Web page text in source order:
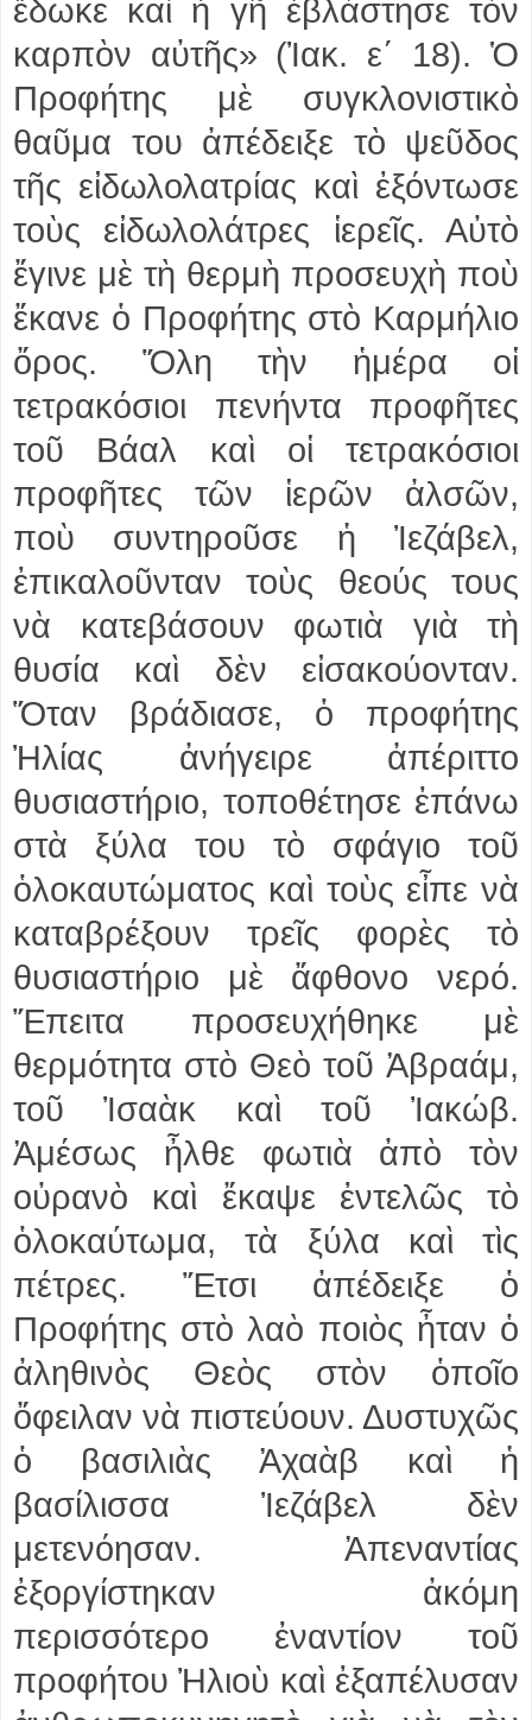
ἔδωκε καὶ ἡ γῆ ἐβλάστησε τὸν
καρπὸν αὐτῆς» (Ἰακ. ε΄ 18). Ὁ
Προφήτης μὲ συγκλονιστικὸ
θαῦμα του ἀπέδειξε τὸ ψεῦδος
τῆς εἰδωλολατρίας καὶ ἐξόντωσε
τοὺς εἰδωλολάτρες ἱερεῖς. Αὐτὸ
ἔγινε μὲ τὴ θερμὴ προσευχὴ ποὺ
ἔκανε ὁ Προφήτης στὸ Καρμήλιο
ὄρος. Ὅλη τὴν ἡμέρα οἱ
τετρακόσιοι πενήντα προφῆτες
τοῦ Βάαλ καὶ οἱ τετρακόσιοι
προφῆτες τῶν ἱερῶν ἀλσῶν,
ποὺ συντηροῦσε ἡ Ἰεζάβελ,
ἐπικαλοῦνταν τοὺς θεούς τους
νὰ κατεβάσουν φωτιὰ γιὰ τὴ
θυσία καὶ δὲν εἰσακούονταν.
Ὅταν βράδιασε, ὁ προφήτης
Ἠλίας ἀνήγειρε ἀπέριττο
θυσιαστήριο, τοποθέτησε ἐπάνω
στὰ ξύλα του τὸ σφάγιο τοῦ
ὁλοκαυτώματος καὶ τοὺς εἶπε νὰ
καταβρέξουν τρεῖς φορὲς τὸ
θυσιαστήριο μὲ ἄφθονο νερό.
Ἔπειτα προσευχήθηκε μὲ
θερμότητα στὸ Θεὸ τοῦ Ἀβραάμ,
τοῦ Ἰσαὰκ καὶ τοῦ Ἰακώβ.
Ἀμέσως ἦλθε φωτιὰ ἀπὸ τὸν
οὐρανὸ καὶ ἔκαψε ἐντελῶς τὸ
ὁλοκαύτωμα, τὰ ξύλα καὶ τὶς
πέτρες. Ἔτσι ἀπέδειξε ὁ
Προφήτης στὸ λαὸ ποιὸς ἦταν ὁ
ἀληθινὸς Θεὸς στὸν ὁποῖο
ὄφειλαν νὰ πιστεύουν. Δυστυχῶς
ὁ βασιλιὰς Ἀχαὰβ καὶ ἡ
βασίλισσα Ἰεζάβελ δὲν
μετενόησαν. Ἀπεναντίας
ἐξοργίστηκαν ἀκόμη
περισσότερο ἐναντίον τοῦ
προφήτου Ἠλιοὺ καὶ ἐξαπέλυσαν